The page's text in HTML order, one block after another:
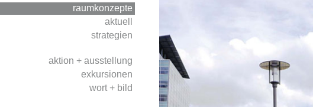
raumkonzepte
aktuell
strategien
aktion + ausstellung
exkursionen
wort + bild